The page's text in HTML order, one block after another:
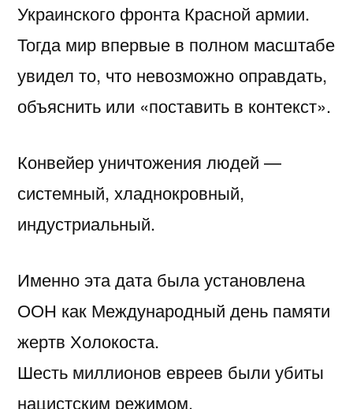
Украинского фронта Красной армии.
Тогда мир впервые в полном масштабе
увидел то, что невозможно оправдать,
объяснить или «поставить в контекст».
Конвейер уничтожения людей —
системный, хладнокровный,
индустриальный.
Именно эта дата была установлена
ООН как Международный день памяти
жертв Холокоста.
Шесть миллионов евреев были убиты
нацистским режимом.